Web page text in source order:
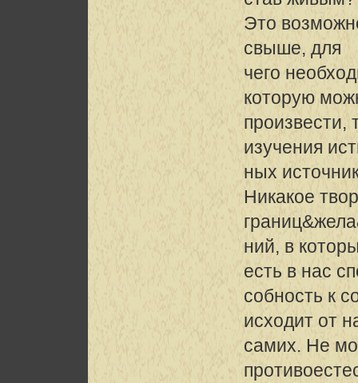
Это
свыше, для
чего
которую
произвести,
изучения
ных
Никакое
ний, в
есть в нас
собность к
исходит от
самих. Не